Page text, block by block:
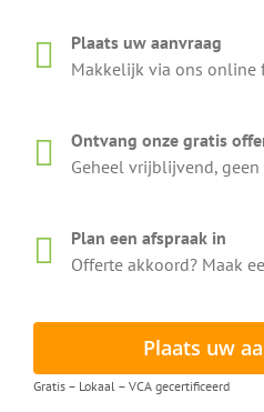
Plaats uw aanvraag
Makkelijk via ons online
Ontvang onze gratis
Geheel vrijblijvend,
Plan een afspraak in
Offerte akkoord? Maak
Plaats uw
Gratis – Lokaal – VCA gecertificeerd